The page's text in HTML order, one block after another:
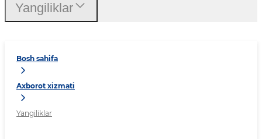
Bosh sahifa
Axborot xizmati
Yangiliklar
Yangiliklar